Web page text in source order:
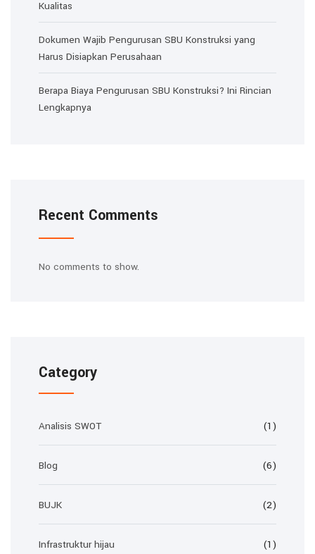
Kualitas
Dokumen Wajib Pengurusan SBU Konstruksi yang
Harus Disiapkan Perusahaan
Berapa Biaya Pengurusan SBU Konstruksi? Ini Rincian
Lengkapnya
Recent Comments
No comments to show.
Category
Analisis SWOT (1)
Blog (6)
BUJK (2)
Infrastruktur hijau (1)